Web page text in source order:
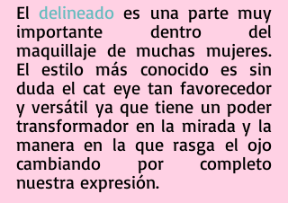
El delineado es una parte muy
importante dentro del
maquillaje de muchas mujeres.
El estilo más conocido es sin
duda el cat eye tan favorecedor
y versátil ya que tiene un poder
transformador en la mirada y la
manera en la que rasga el ojo
cambiando por completo
nuestra expresión.